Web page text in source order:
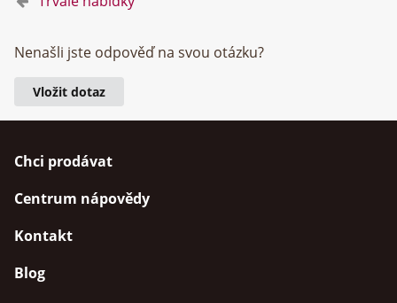
Nenašli jste odpověď na svou otázku?
Vložit dotaz
Chci prodávat
Centrum nápovědy
Kontakt
Blog